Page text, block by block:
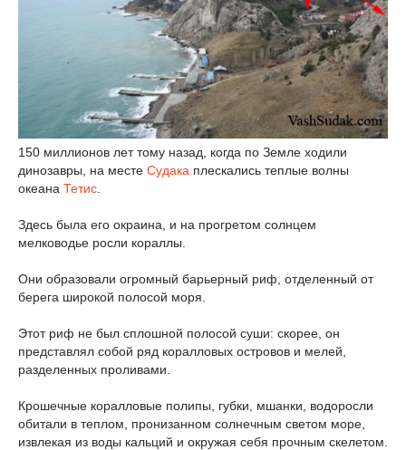
150 миллионов лет тому назад, когда по Земле ходили
динозавры, на месте Судака плескались теплые волны
океана Тетис
Здесь была его окраина, и на прогретом солнцем
мелководье росли кораллы.
Они образовали огромный барьерный риф, отделенный от
берега широкой полосой моря.
Этот риф не был сплошной полосой суши: скорее, он
представлял собой ряд коралловых островов и мелей,
разделенных проливами.
Крошечные коралловые полипы, губки, мшанки, водоросли
обитали в теплом, пронизанном солнечным светом море,
извлекая из воды кальций и окружая себя прочным скелетом.